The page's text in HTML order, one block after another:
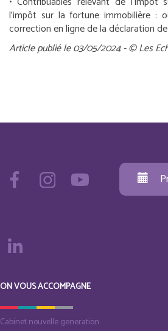
l’impôt sur la fortune immobilière :
correction en ligne de la déclaration
Article publié le 03/05/2024 - © Les
ON VOUS ACCOMPAGNE
Cabinet nouvelle generation